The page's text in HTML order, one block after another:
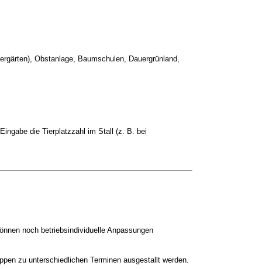
Obstanlage, Baumschulen, Dauergrünland,
die Tierplatzzahl im Stall (z. B. bei
noch betriebsindividuelle Anpassungen
zu unterschiedlichen Terminen ausgestallt werden.